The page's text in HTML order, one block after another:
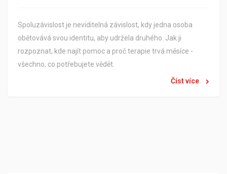
Spoluzávislost je neviditelná závislost, kdy jedna osoba
obětovává svou identitu, aby udržela druhého. Jak ji
rozpoznat, kde najít pomoc a proč terapie trvá měsíce -
všechno, co potřebujete vědět.
Číst více